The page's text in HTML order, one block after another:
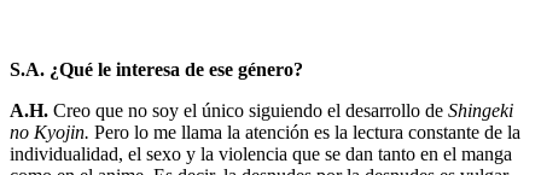
S.A. ¿Qué le interesa de ese género?
A.H. Creo que no soy el único siguiendo el desarrollo de Shingeki
no Kyojin. Pero lo me llama la atención es la lectura constante de la
individualidad, el sexo y la violencia que se dan tanto en el manga